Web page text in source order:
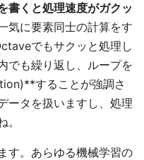
書くと処理速度がガクッ
気に要素同士の計算をす
でもサクッと処理し
でも繰り返し、ループを
することが強調さ
ータを扱いますし、処理
す。あらゆる機械学習の